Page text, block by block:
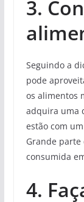
3.
Seguindo a
pode
os alimentos
adquira uma
estão com
Grande parte
consumida
4.